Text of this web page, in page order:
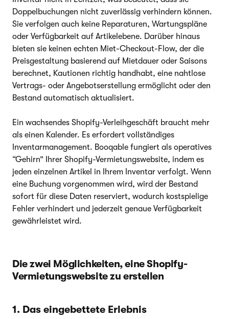
Doppelbuchungen nicht zuverlässig verhindern können.
Sie verfolgen auch keine Reparaturen, Wartungspläne
oder Verfügbarkeit auf Artikelebene. Darüber hinaus
bieten sie keinen echten Miet-Checkout-Flow, der die
Preisgestaltung basierend auf Mietdauer oder Saisons
berechnet, Kautionen richtig handhabt, eine nahtlose
Vertrags- oder Angebotserstellung ermöglicht oder den
Bestand automatisch aktualisiert.
Ein wachsendes Shopify-Verleihgeschäft braucht mehr
als einen Kalender. Es erfordert vollständiges
Inventarmanagement. Booqable fungiert als operatives
“Gehirn” Ihrer Shopify-Vermietungswebsite, indem es
jeden einzelnen Artikel in Ihrem Inventar verfolgt. Wenn
eine Buchung vorgenommen wird, wird der Bestand
sofort für diese Daten reserviert, wodurch kostspielige
Fehler verhindert und jederzeit genaue Verfügbarkeit
gewährleistet wird.
Die zwei Möglichkeiten, eine Shopify-
Vermietungswebsite zu erstellen
1. Das eingebettete Erlebnis